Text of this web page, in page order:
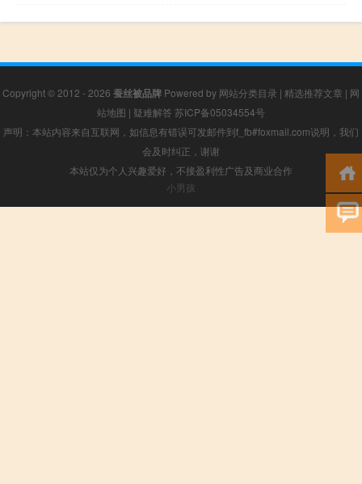
Copyright © 2012 - 2026 蚕丝被品牌 Powered by 网站分类目录 | 精选推荐文章 | 网
站地图 | 疑难解答 苏ICP备05034554号
声明：本站内容来自互联网，如信息有错误可发邮件到f_fb#foxmail.com说明，我们
会及时纠正，谢谢
本站仅为个人兴趣爱好，不接盈利性广告及商业合作
小男孩